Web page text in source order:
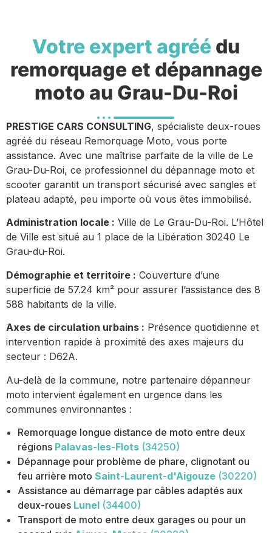
Votre expert agréé du
remorquage et dépannage
moto au Grau-Du-Roi
PRESTIGE CARS CONSULTING, spécialiste deux-roues
agréé du réseau Remorquage Moto, vous porte
assistance. Avec une maîtrise parfaite de la ville de Le
Grau-Du-Roi, ce professionnel du dépannage moto et
scooter garantit un transport sécurisé avec sangles et
plateau adapté, peu importe où vous êtes immobilisé.
Administration locale : Ville de Le Grau-Du-Roi. L’Hôtel
de Ville est situé au 1 place de la Libération 30240 Le
Grau-du-Roi.
Démographie et territoire : Couverture d’une
superficie de 57.24 km² pour assurer l’assistance des 8
588 habitants de la ville.
Axes de circulation urbains : Présence quotidienne et
intervention rapide à proximité des axes majeurs du
secteur : D62A.
Au-delà de la commune, notre partenaire dépanneur
moto intervient également en urgence dans les
communes environnantes :
Remorquage longue distance de moto entre deux
régions Palavas-les-Flots (34250)
Dépannage pour problème de phare, clignotant ou
feu arrière moto Saint-Laurent-d'Aigouze (30220)
Assistance au démarrage par câbles adaptés aux
deux-roues Lunel (34400)
Transport de moto entre deux garages ou pour un